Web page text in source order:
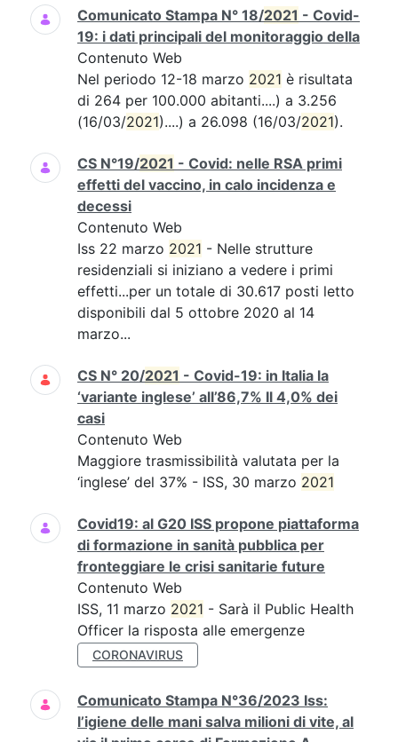
Comunicato Stampa N° 18/2021 - Covid-
19: i dati principali del monitoraggio della
Contenuto Web
Nel periodo 12-18 marzo 2021 è risultata
di 264 per 100.000 abitanti....) a 3.256
(16/03/2021)....) a 26.098 (16/03/2021).
CS N°19/2021 - Covid: nelle RSA primi
effetti del vaccino, in calo incidenza e
decessi
Contenuto Web
Iss 22 marzo 2021 - Nelle strutture
residenziali si iniziano a vedere i primi
effetti...per un totale di 30.617 posti letto
disponibili dal 5 ottobre 2020 al 14
marzo...
CS N° 20/2021 - Covid-19: in Italia la
‘variante inglese’ all’86,7% Il 4,0% dei
casi
Contenuto Web
Maggiore trasmissibilità valutata per la
‘inglese’ del 37% - ISS, 30 marzo 2021
Covid19: al G20 ISS propone piattaforma
di formazione in sanità pubblica per
fronteggiare le crisi sanitarie future
Contenuto Web
ISS, 11 marzo 2021 - Sarà il Public Health
Officer la risposta alle emergenze
CORONAVIRUS
Comunicato Stampa N°36/2023 Iss:
l’igiene delle mani salva milioni di vite, al